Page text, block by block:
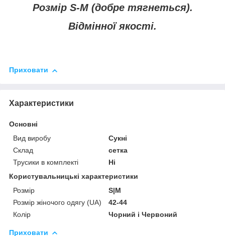
Розмір S-M (добре тягнеться).
Відмінної якості.
Приховати
Характеристики
Основні
Вид виробу
Сукні
Склад
сетка
Трусики в комплекті
Ні
Користувальницькі характеристики
Розмір
S|M
Розмір жіночого одягу (UA)
42-44
Колір
Чорний і Червоний
Приховати